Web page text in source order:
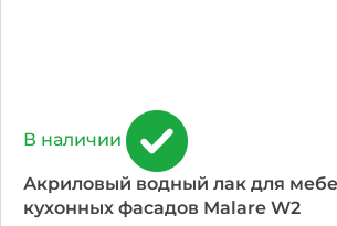
В наличии
Акриловый водный лак для
кухонных фасадов Malare W2